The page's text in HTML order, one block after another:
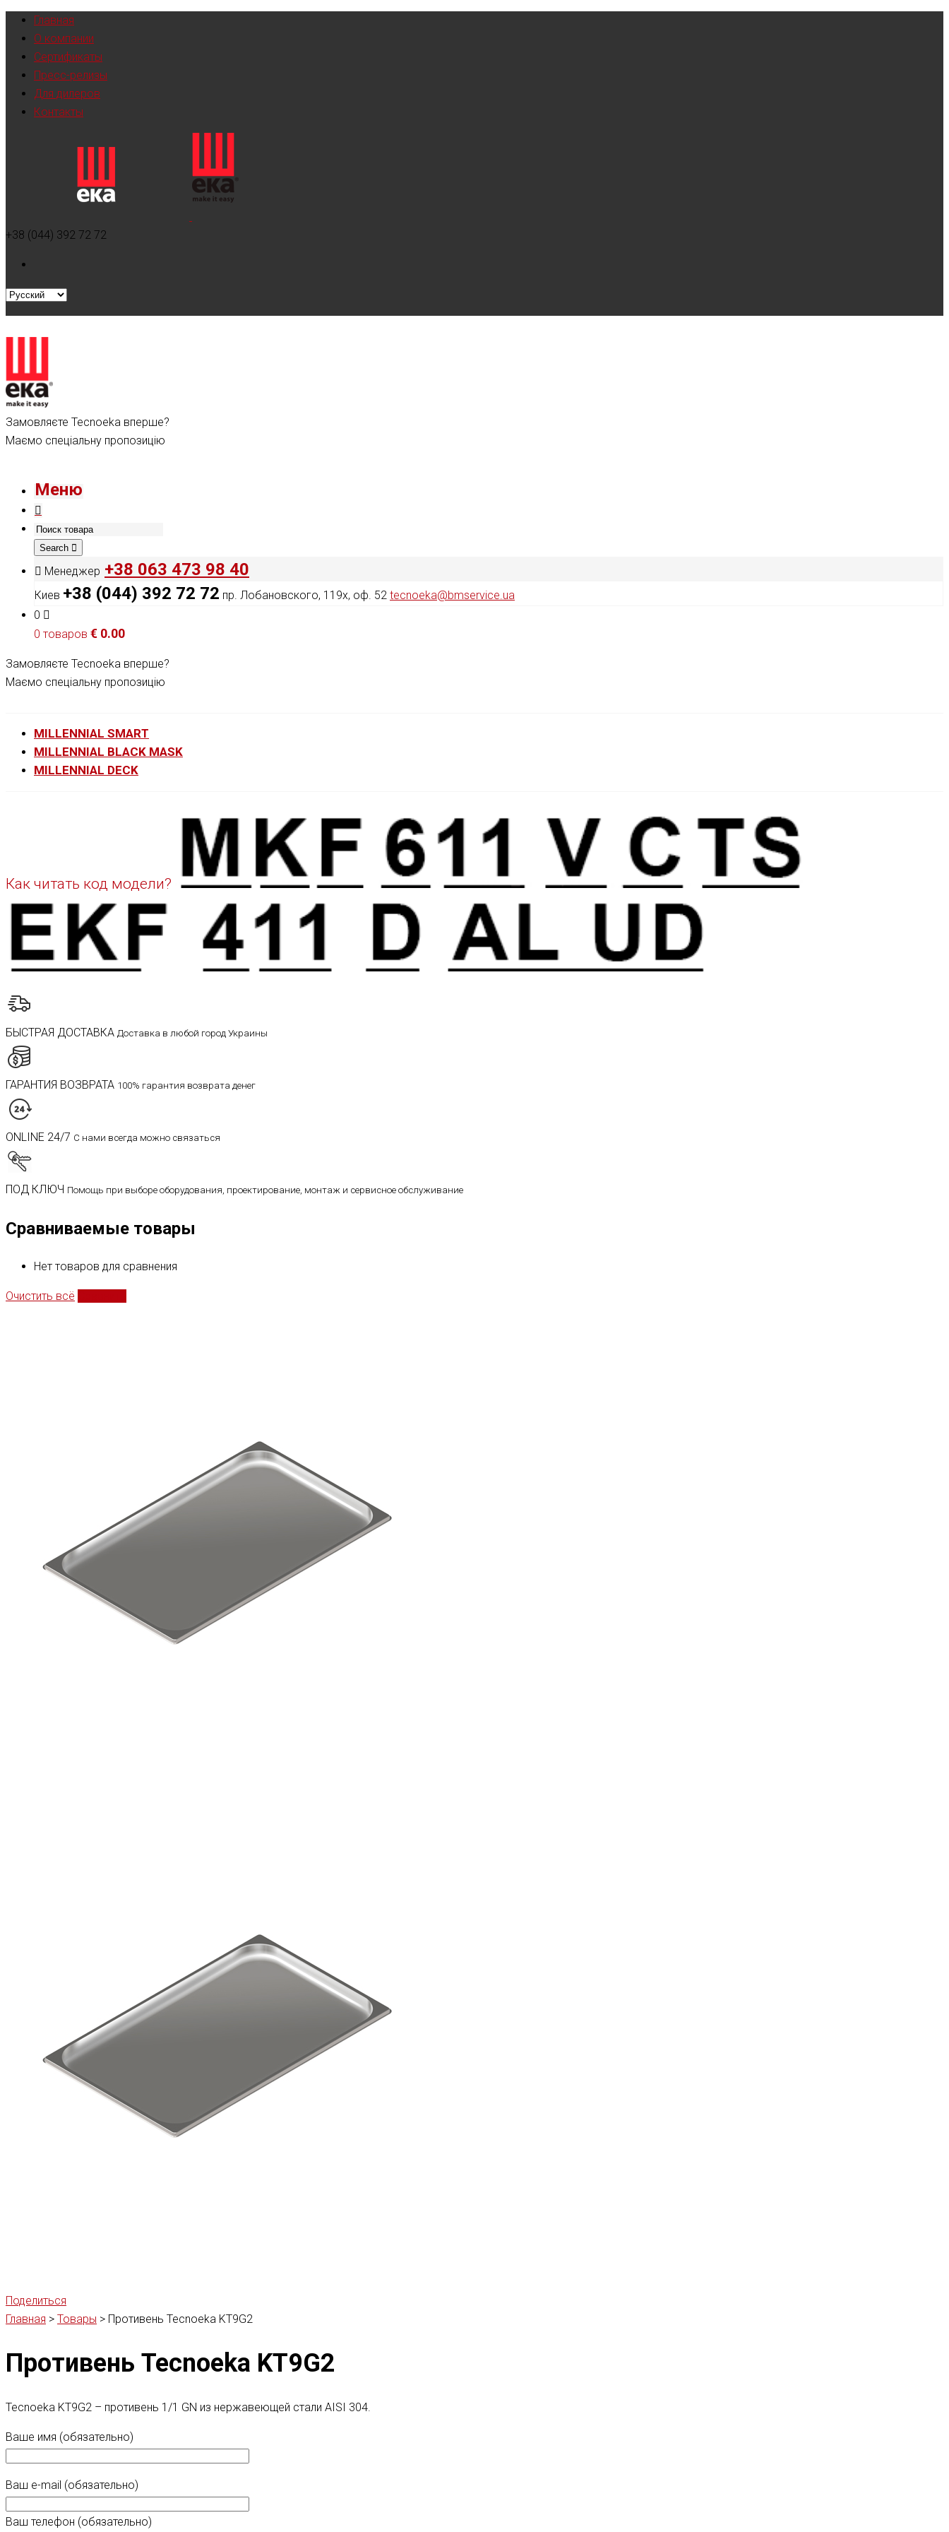
Главная
О компании
Сертификаты
Пресс-релизы
Для дилеров
Контакты
+38 (044) 392 72 72
Замовляєте Tecnoeka вперше?
Маємо спеціальну пропозицію
Меню
Search
Менеджер +38 063 473 98 40
Киев +38 (044) 392 72 72 пр. Лобановского, 119х, оф. 52 tecnoeka@bmservice.ua
0
0 товаров € 0.00
Замовляєте Tecnoeka вперше?
Маємо спеціальну пропозицію
MILLENNIAL SMART
MILLENNIAL BLACK MASK
MILLENNIAL DECK
Как читать код модели?
БЫСТРАЯ ДОСТАВКА Доставка в любой город Украины
ГАРАНТИЯ ВОЗВРАТА 100% гарантия возврата денег
ONLINE 24/7 С нами всегда можно связаться
ПОД КЛЮЧ Помощь при выборе оборудования, проектирование, монтаж и сервисное обслуживание
Сравниваемые товары
Нет товаров для сравнения
Очистить всё
Поделиться
Главная > Товары > Противень Tecnoeka KT9G2
Противень Tecnoeka KT9G2
Tecnoeka KT9G2 – противень 1/1 GN из нержавеющей стали AISI 304.
Ваше имя (обязательно)
Ваш e-mail (обязательно)
Ваш телефон (обязательно)